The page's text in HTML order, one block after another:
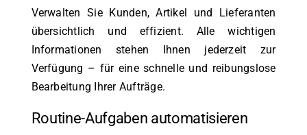
Verwalten Sie Kunden, Artikel und Lieferanten
übersichtlich und effizient. Alle wichtigen
Informationen stehen Ihnen jederzeit zur
Verfügung – für eine schnelle und reibungslose
Bearbeitung Ihrer Aufträge.
Routine-Aufgaben automatisieren